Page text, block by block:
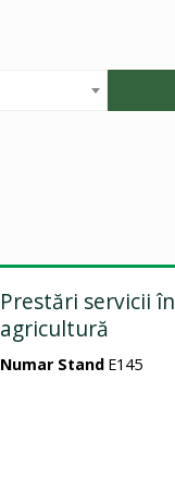
Prestări servicii în
agricultură
Numar Stand E145